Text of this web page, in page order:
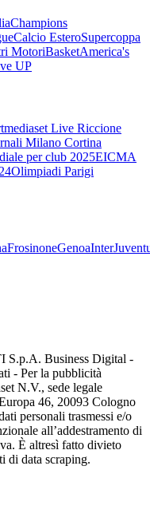
Champions
Calcio EsteroSupercoppa
MotoriBasketAmerica's
UP
Live Riccione
Milano Cortina
per club 2025EICMA
Olimpiadi Parigi
FrosinoneGenoaInter
S.p.A. Business Digital -
- Per la pubblicità
N.V., sede legale
46, 20093 Cologno
personali trasmessi e/o
all’addestramento di
È altresì fatto divieto
di data scraping.